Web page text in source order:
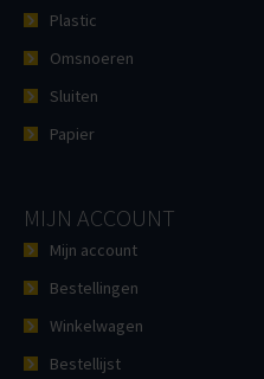
Plastic
Omsnoeren
Sluiten
Papier
MIJN ACCOUNT
Mijn account
Bestellingen
Winkelwagen
Bestellijst